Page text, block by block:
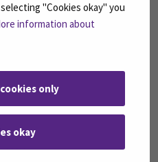
"Cookies okay" you
information about
only
okay
myös TKI-toimintojen
sitä, että osa
suuntautuu